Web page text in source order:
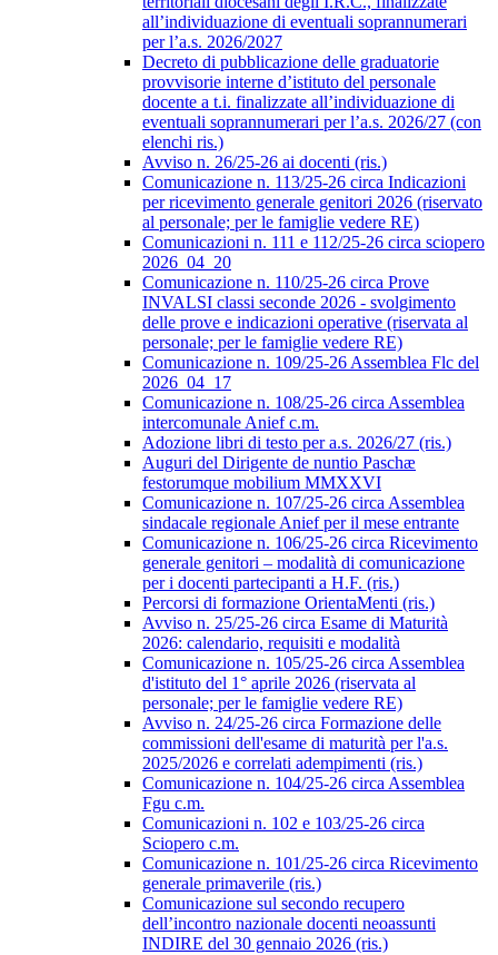
all’individuazione di eventuali soprannumerari
per l’a.s. 2026/2027
Decreto di pubblicazione delle graduatorie
provvisorie interne d’istituto del personale
docente a t.i. finalizzate all’individuazione di
eventuali soprannumerari per l’a.s. 2026/27 (con
elenchi ris.)
Avviso n. 26/25-26 ai docenti (ris.)
Comunicazione n. 113/25-26 circa Indicazioni
per ricevimento generale genitori 2026 (riservato
al personale; per le famiglie vedere RE)
Comunicazioni n. 111 e 112/25-26 circa sciopero
2026_04_20
Comunicazione n. 110/25-26 circa Prove
INVALSI classi seconde 2026 - svolgimento
delle prove e indicazioni operative (riservata al
personale; per le famiglie vedere RE)
Comunicazione n. 109/25-26 Assemblea Flc del
2026_04_17
Comunicazione n. 108/25-26 circa Assemblea
intercomunale Anief c.m.
Adozione libri di testo per a.s. 2026/27 (ris.)
Auguri del Dirigente de nuntio Paschæ
festorumque mobilium MMXXVI
Comunicazione n. 107/25-26 circa Assemblea
sindacale regionale Anief per il mese entrante
Comunicazione n. 106/25-26 circa Ricevimento
generale genitori – modalità di comunicazione
per i docenti partecipanti a H.F. (ris.)
Percorsi di formazione OrientaMenti (ris.)
Avviso n. 25/25-26 circa Esame di Maturità
2026: calendario, requisiti e modalità
Comunicazione n. 105/25-26 circa Assemblea
d'istituto del 1° aprile 2026 (riservata al
personale; per le famiglie vedere RE)
Avviso n. 24/25-26 circa Formazione delle
commissioni dell'esame di maturità per l'a.s.
2025/2026 e correlati adempimenti (ris.)
Comunicazione n. 104/25-26 circa Assemblea
Fgu c.m.
Comunicazioni n. 102 e 103/25-26 circa
Sciopero c.m.
Comunicazione n. 101/25-26 circa Ricevimento
generale primaverile (ris.)
Comunicazione sul secondo recupero
dell’incontro nazionale docenti neoassunti
INDIRE del 30 gennaio 2026 (ris.)